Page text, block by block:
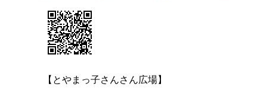
【とやまっ子さんさん広場】